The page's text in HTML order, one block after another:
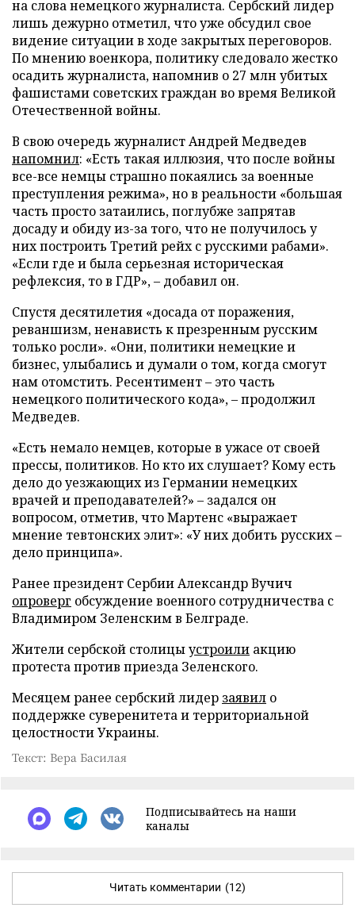
на слова немецкого журналиста. Сербский лидер
лишь дежурно отметил, что уже обсудил свое
видение ситуации в ходе закрытых переговоров.
По мнению военкора, политику следовало жестко
осадить журналиста, напомнив о 27 млн убитых
фашистами советских граждан во время Великой
Отечественной войны.
В свою очередь журналист Андрей Медведев
напомнил: «Есть такая иллюзия, что после войны
все-все немцы страшно покаялись за военные
преступления режима», но в реальности «большая
часть просто затаились, поглубже запрятав
досаду и обиду из-за того, что не получилось у
них построить Третий рейх с русскими рабами».
«Если где и была серьезная историческая
рефлексия, то в ГДР», – добавил он.
Спустя десятилетия «досада от поражения,
реваншизм, ненависть к презренным русским
только росли». «Они, политики немецкие и
бизнес, улыбались и думали о том, когда смогут
нам отомстить. Ресентимент – это часть
немецкого политического кода», – продолжил
Медведев.
«Есть немало немцев, которые в ужасе от своей
прессы, политиков. Но кто их слушает? Кому есть
дело до уезжающих из Германии немецких
врачей и преподавателей?» – задался он
вопросом, отметив, что Мартенс «выражает
мнение тевтонских элит»: «У них добить русских –
дело принципа».
Ранее президент Сербии Александр Вучич
опроверг обсуждение военного сотрудничества с
Владимиром Зеленским в Белграде.
Жители сербской столицыустроили акцию
протеста против приезда Зеленского.
Месяцем ранее сербский лидер заявил о
поддержке суверенитета и территориальной
целостности Украины.
Текст: Вера Басилая
Подписывайтесь на наши
каналы
Читать комментарии (12)